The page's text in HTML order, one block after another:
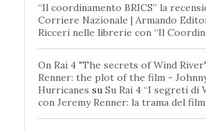
“Il coordinamento BRICS” la
Corriere Nazionale | Armando
Ricceri nelle librerie con “Il
On Rai 4 "The secrets of Wind
Renner: the plot of the film -
Hurricanes su Su Rai 4 “I segreti di
con Jeremy Renner: la trama del film